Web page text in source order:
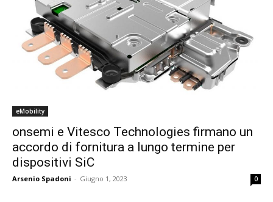
eMobility
onsemi e Vitesco Technologies firmano un
accordo di fornitura a lungo termine per
dispositivi SiC
Arsenio Spadoni - Giugno 1, 2023 0